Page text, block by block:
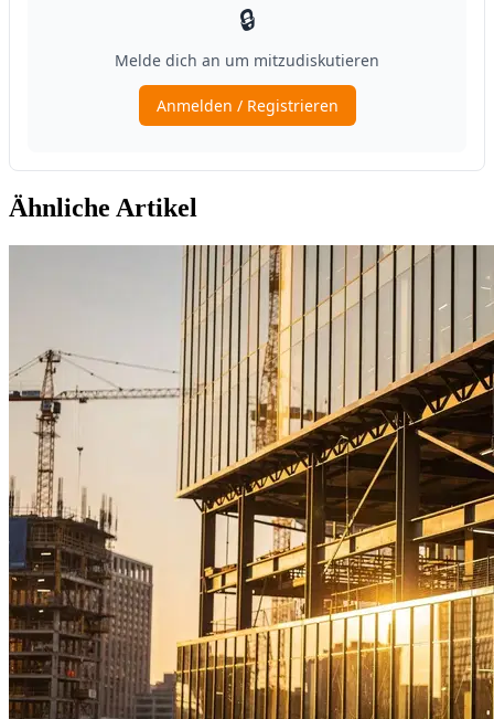
Ähnliche Artikel